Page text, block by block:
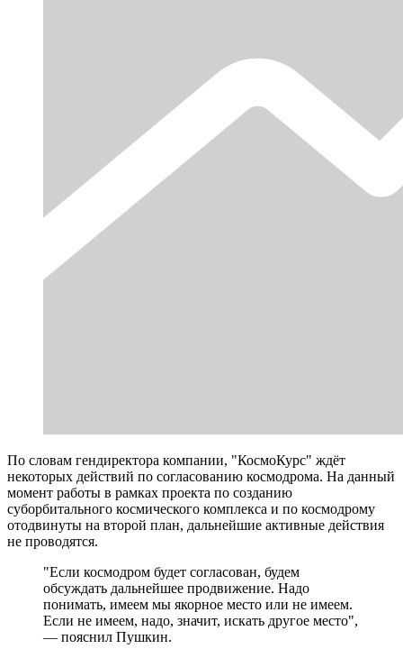
По словам гендиректора компании, "КосмоКурс" ждёт
некоторых действий по согласованию космодрома. На данный
момент работы в рамках проекта по созданию
суборбитального космического комплекса и по космодрому
отодвинуты на второй план, дальнейшие активные действия
не проводятся.
"Если космодром будет согласован, будем
обсуждать дальнейшее продвижение. Надо
понимать, имеем мы якорное место или не имеем.
Если не имеем, надо, значит, искать другое место",
— пояснил Пушкин.